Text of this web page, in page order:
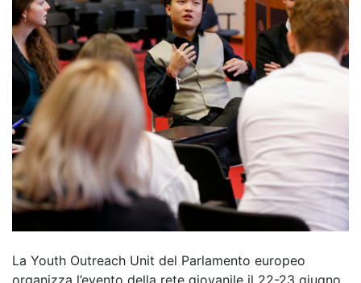
La Youth Outreach Unit del Parlamento europeo